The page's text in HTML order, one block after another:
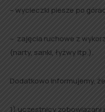
– wycieczki piesze po
– zajęcia ruchowe z
(narty, sanki, łyżwy itp.).
Dodatkowo informujemy,
1) uczestnicy zobowiązani